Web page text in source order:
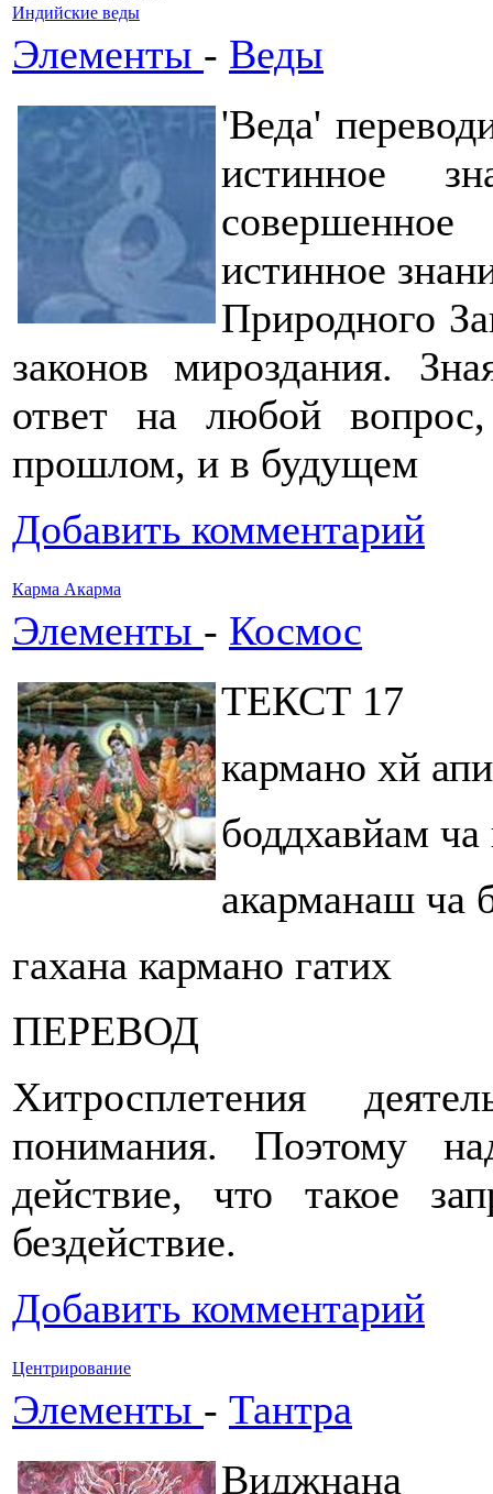
Индийские веды
Элементы - Веды
'Веда'
истинное
истинное
Природного
законов мироздания.
ответ на любой
прошлом, и в будущем
Добавить комментарий
Карма Акарма
Элементы - Космос
ТЕКСТ 17
кармано хй
боддхавйам
акарманаш ча
гахана кармано гатих
ПЕРЕВОД
Хитросплетения
понимания. Поэтому
действие, что такое
бездействие.
Добавить комментарий
Центрирование
Элементы - Тантра
Виджнана